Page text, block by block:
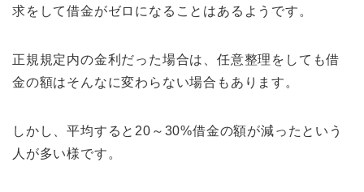
求をして借金がゼロになることはあるようです。
正規規定内の金利だった場合は、任意整理をしても借
金の額はそんなに変わらない場合もあります。
しかし、平均すると20～30%借金の額が減ったという
人が多い様です。